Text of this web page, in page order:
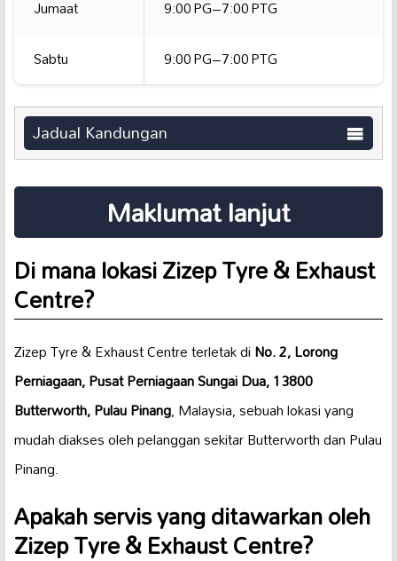
Jumaat
9:00 PG–7:00 PTG
Sabtu
9:00 PG–7:00 PTG
Jadual Kandungan
Maklumat lanjut
Di mana lokasi Zizep Tyre & Exhaust
Centre?
Zizep Tyre & Exhaust Centre terletak diNo. 2, Lorong
Perniagaan, Pusat Perniagaan Sungai Dua, 13800
Butterworth, Pulau Pinang, Malaysia, sebuah lokasi yang
mudah diakses oleh pelanggan sekitar Butterworth dan Pulau
Pinang.
Apakah servis yang ditawarkan oleh
Zizep Tyre & Exhaust Centre?